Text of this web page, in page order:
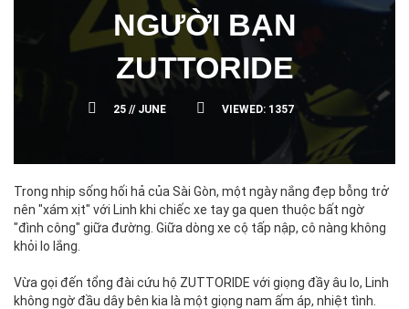
NGƯỜI BẠN
ZUTTORIDE
25 //JUNE VIEWED: 1357
Trong nhịp sống hối hả của Sài Gòn, một ngày nắng đẹp bỗng trở
nên "xám xịt" với Linh khi chiếc xe tay ga quen thuộc bất ngờ
"đình công" giữa đường. Giữa dòng xe cộ tấp nập, cô nàng không
khỏi lo lắng.
Vừa gọi đến tổng đài cứu hộ ZUTTORIDE với giọng đầy âu lo, Linh
không ngờ đầu dây bên kia là một giọng nam ấm áp, nhiệt tình.